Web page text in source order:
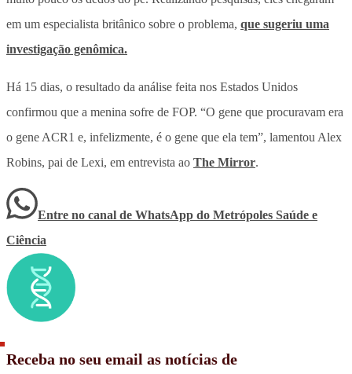
em um especialista britânico sobre o problema, que sugeriu uma
investigação genômica.
Há 15 dias, o resultado da análise feita nos Estados Unidos
confirmou que a menina sofre de FOP. “O gene que procuravam era
o gene ACR1 e, infelizmente, é o gene que ela tem”, lamentou Alex
Robins, pai de Lexi, em entrevista ao The Mirror.
Entre no canal de WhatsApp do Metrópoles Saúde e
Ciência
Receba no seu email as notícias de